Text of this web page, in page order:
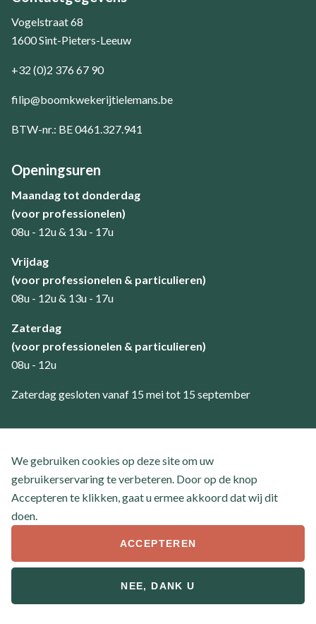
Vogelstraat 68
1600 Sint-Pieters-Leeuw
+32 (0)2 376 67 90
filip@boomkwekerijtielemans.be
BTW-nr.: BE 0461.327.941
Openingsuren
Maandag tot donderdag
(voor professionelen)
08u - 12u & 13u - 17u
​Vrijdag
(voor professionelen & particulieren)
08u - 12u & 13u - 17u
Zaterdag
(voor professionelen & particulieren)
08u - 12u
Zaterdag gesloten vanaf 15 mei tot 15 september
Klantenservice
Contact
Veel gestelde vragen
© 2026 Boom- en handelskwekerij Tielemans
bottom
Algemene voorwaarden
Privacyverklaring
Website byJolux Webdesign
We gebruiken cookies op deze site om uw
gebruikerservaring te verbeteren. Door op de knop
Accepteren te klikken, gaat u ermee akkoord dat wij dit
doen.
ACCEPTEREN
NEE, DANK U